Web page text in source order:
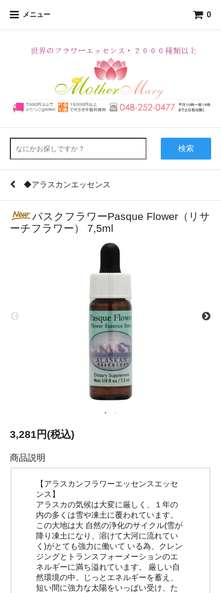
メニュー 0
検索
◆アラスカンエッセンス
パスクフラワーPasque Flower（リサ
ーチフラワー） 7,5ml
3,281円(税込)
商品説明
【アラスカンフラワーエッセンスエッセ
ンス】
アラスカの気候は大変に厳しく、１年の
内の多くは雪や凍土に覆われています。
この大地は大 自然の浄化のサイクル(雪が
降り凍土になり、溶けて大河に流れてい
く)がとても強力に働いて いる為、クレン
ジングとトランスフォーメーションのエ
ネルギーに満ち溢れています。 厳しい自
然環境の中、じっとエネルギーを蓄え、
短い間に強力な太陽をいっぱい受け、た